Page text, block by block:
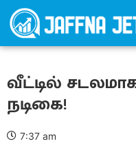
வீட்டில்
நடிகை!
7:37 am